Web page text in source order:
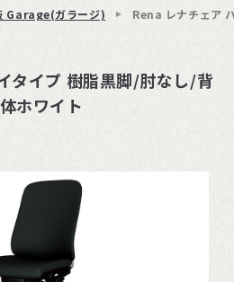
Garage(ガラージ) Rena レナチェア
タイプ 樹脂黒脚/肘なし/背
ホワイト